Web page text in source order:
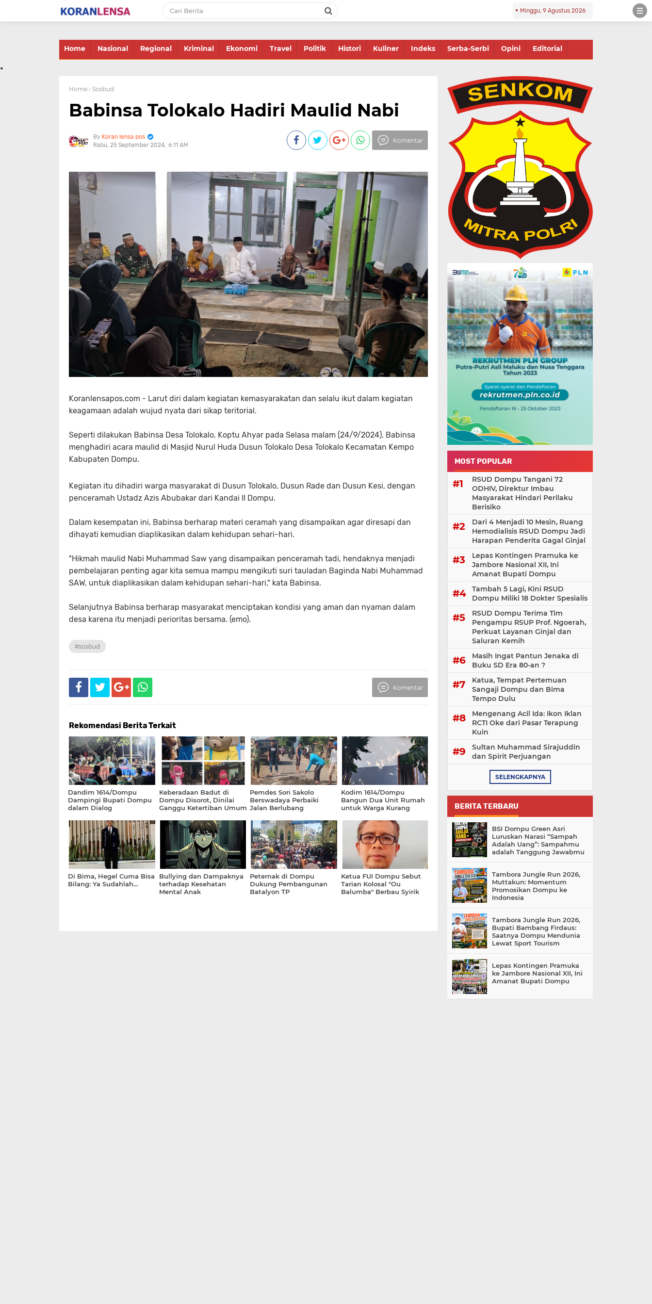
Minggu, 9 Agustus 2026
Home Nasional Regional Kriminal Ekonomi Travel Politik Histori Kuliner Indeks Serba-Serbi Opini Editorial
.
Home › Sosbud
Babinsa Tolokalo Hadiri Maulid Nabi
Koran lensa pos
Rabu, 25 September 2024 6:11 AM
Komentar
Koranlensapos.com - Larut diri dalam kegiatan kemasyarakatan dan selalu ikut dalam kegiatan
keagamaan adalah wujud nyata dari sikap teritorial.
Seperti dilakukan Babinsa Desa Tolokalo, Koptu Ahyar pada Selasa malam (24/9/2024). Babinsa
menghadiri acara maulid di Masjid Nurul Huda Dusun Tolokalo Desa Tolokalo Kecamatan Kempo
Kabupaten Dompu.
Kegiatan itu dihadiri warga masyarakat di Dusun Tolokalo, Dusun Rade dan Dusun Kesi, dengan
penceramah Ustadz Azis Abubakar dari Kandai II Dompu.
Dalam kesempatan ini, Babinsa berharap materi ceramah yang disampaikan agar diresapi dan
dihayati kemudian diaplikasikan dalam kehidupan sehari-hari.
"Hikmah maulid Nabi Muhammad Saw yang disampaikan penceramah tadi, hendaknya menjadi
pembelajaran penting agar kita semua mampu mengikuti suri tauladan Baginda Nabi Muhammad
SAW, untuk diaplikasikan dalam kehidupan sehari-hari," kata Babinsa.
Selanjutnya Babinsa berharap masyarakat menciptakan kondisi yang aman dan nyaman dalam
desa karena itu menjadi perioritas bersama. (emo).
#sosbud
Komentar
Rekomendasi Berita Terkait
Dandim 1614/Dompu
Dampingi Bupati Dompu
dalam Dialog
Kecamatan Pekat
Keberadaan Badut di
Dompu Disorot, Dinilai
Ganggu Ketertiban Umum
Pemdes Sori Sakolo
Berswadaya Perbaiki
Jalan Berlubang
Kodim 1614/Dompu
Bangun Dua Unit Rumah
untuk Warga Kurang
Di Bima, Hegel Cuma Bisa
Bilang: Ya Sudahlah…
Bullying dan Dampaknya
terhadap Kesehatan
Mental Anak
Peternak di Dompu
Dukung Pembangunan
Batalyon TP
Ketua FUI Dompu Sebut
Tarian Kolosal "Ou
Balumba" Berbau Syirik
MOST POPULAR
RSUD Dompu Tangani 72
ODHIV, Direktur Imbau
Masyarakat Hindari Perilaku
Berisiko
Dari 4 Menjadi 10 Mesin, Ruang
Hemodialisis RSUD Dompu Jadi
Harapan Penderita Gagal Ginjal
Lepas Kontingen Pramuka ke
Jambore Nasional XII, Ini
Amanat Bupati Dompu
Tambah 5 Lagi, Kini RSUD
Dompu Miliki 18 Dokter Spesialis
RSUD Dompu Terima Tim
Pengampu RSUP Prof. Ngoerah,
Perkuat Layanan Ginjal dan
Saluran Kemih
Masih Ingat Pantun Jenaka di
Buku SD Era 80-an ?
Katua, Tempat Pertemuan
Sangaji Dompu dan Bima
Tempo Dulu
Mengenang Acil Ida: Ikon Iklan
RCTI Oke dari Pasar Terapung
Kuin
Sultan Muhammad Sirajuddin
dan Spirit Perjuangan
SELENGKAPNYA
BERITA TERBARU
BSI Dompu Green Asri
Luruskan Narasi “Sampah
Adalah Uang”: Sampahmu
adalah Tanggung Jawabmu
Tambora Jungle Run 2026,
Muttakun: Momentum
Promosikan Dompu ke
Indonesia
Tambora Jungle Run 2026,
Bupati Bambang Firdaus:
Saatnya Dompu Mendunia
Lewat Sport Tourism
Lepas Kontingen Pramuka
ke Jambore Nasional XII, Ini
Amanat Bupati Dompu